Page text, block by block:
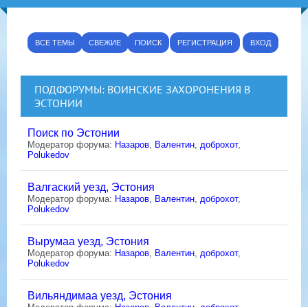
ВСЕ ТЕМЫ СВЕЖИЕ ПОИСК РЕГИСТРАЦИЯ ВХОД
ПОДФОРУМЫ: ВОИНСКИЕ ЗАХОРОНЕНИЯ В
ЭСТОНИИ
Поиск по Эстонии
Модератор форума: Назаров Валентин доброхот,
Polukedov
Валгаский уезд, Эстония
Модератор форума: Назаров Валентин доброхот,
Polukedov
Вырумаа уезд, Эстония
Модератор форума: Назаров Валентин доброхот,
Polukedov
Вильяндимаа уезд, Эстония